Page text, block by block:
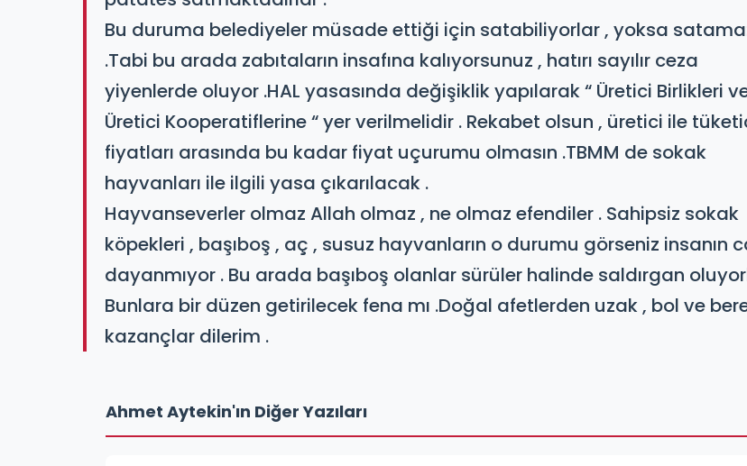
Bu duruma belediyeler müsade ettiği için satabiliyorlar , yoksa
.Tabi bu arada zabıtaların insafına kalıyorsunuz , hatırı sayılır ceza
yiyenlerde oluyor .​HAL yasasında değişiklik yapılarak “ Üretici Birlikleri
Üretici Kooperatiflerine “ yer verilmelidir . Rekabet olsun , üretici ile
fiyatları arasında bu kadar fiyat uçurumu olmasın .​TBMM de sokak
hayvanları ile ilgili yasa çıkarılacak .
Hayvanseverler olmaz Allah olmaz , ne olmaz efendiler . Sahipsiz sokak
köpekleri , başıboş , aç , susuz hayvanların o durumu görseniz insanın
dayanmıyor . Bu arada başıboş olanlar sürüler halinde saldırgan
Bunlara bir düzen getirilecek fena mı .​Doğal afetlerden uzak , bol ve
kazançlar dilerim .
Ahmet Aytekin'ın Diğer Yazıları